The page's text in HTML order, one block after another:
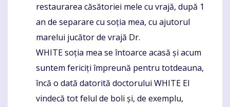
restaurarea căsătoriei mele cu vrajă, după 1
an de separare cu soția mea, cu ajutorul
marelui jucător de vrajă Dr.
WHITE soția mea se întoarce acasă și acum
suntem fericiți împreună pentru totdeauna,
încă o dată datorită doctorului WHITE El
vindecă tot felul de boli și, de exemplu,